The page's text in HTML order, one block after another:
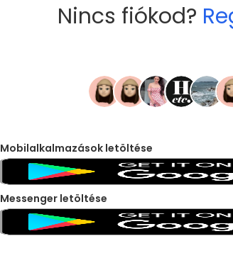
Nincs fiókod?
Mobilalkalmazások letöltése
Messenger letöltése